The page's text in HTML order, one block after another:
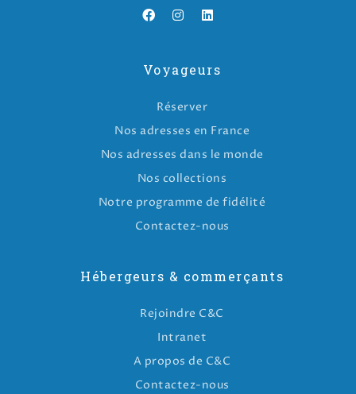
Voyageurs
Réserver
Nos adresses en France
Nos adresses dans le monde
Nos collections
Notre programme de fidélité
Contactez-nous
Hébergeurs & commerçants
Rejoindre C&C
Intranet
A propos de C&C
Contactez-nous